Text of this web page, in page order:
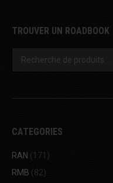
TROUVER UN ROADBOOK
CATEGORIES
RAN (171)
RMB (82)